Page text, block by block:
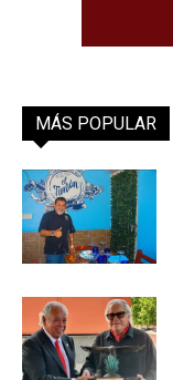
MÁS POPULAR